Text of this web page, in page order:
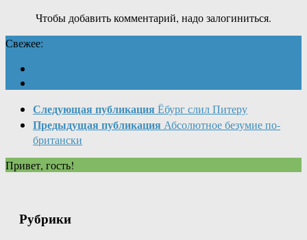
Чтобы добавить комментарий, надо залогиниться.
Свежее:
Следующая публикация Ёбург слил Питеру
Предыдущая публикация Абсолютное безумие по-
британски
Привет, гость!
Рубрики